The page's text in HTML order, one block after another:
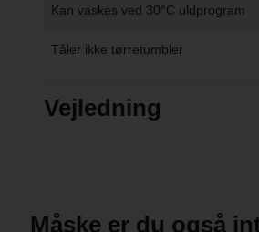
Kan vaskes ved 30°C uldprogram
Tåler ikke tørretumbler
Vejledning
Måske er du også